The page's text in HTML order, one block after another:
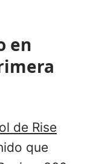
en
de Rise
que